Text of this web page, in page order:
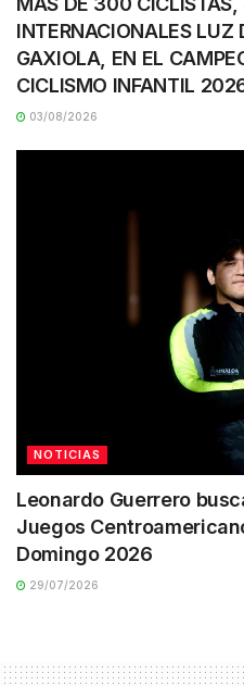
INTERNACIONALES
GAXIOLA, EN EL
CICLISMO INFANTIL
03/08/2026
NOTICIAS
Leonardo Guerrero
Juegos
Domingo 2026
29/07/2026